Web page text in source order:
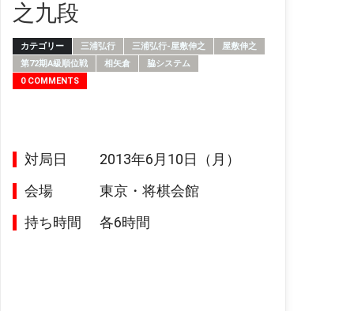
之九段
カテゴリー 三浦弘行 三浦弘行-屋敷伸之
屋敷伸之
第72期A級順位戦
相矢倉
脇システム
0 COMMENTS
対局日
2013年6月10日（月）
会場
東京・将棋会館
持ち時間
各6時間